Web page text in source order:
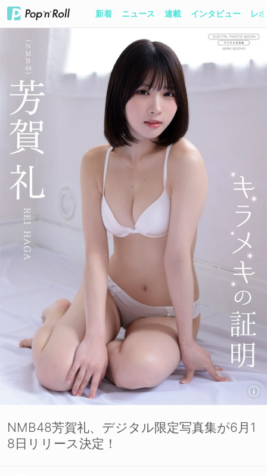
新着 ニュース 連載 インタビュー レ
NMB48芳賀礼、デジタル限定写真集が6月1
8日リリース決定！